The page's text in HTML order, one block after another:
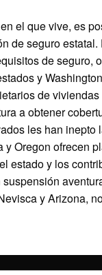
el que vive, es
de seguro
de seguro,
y
de
a obtener
les han inepto
y Oregon ofrecen
estado y los
y Arizona,